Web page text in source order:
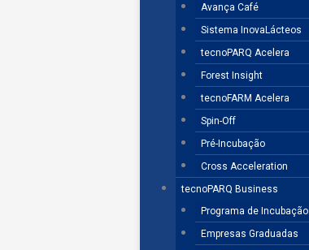
Avança Café
Sistema InovaLácteos
tecnoPARQ Acelera
Forest Insight
tecnoFARM Acelera
Spin-Off
Pré-Incubação
Cross Acceleration
tecnoPARQ Business
Programa de Incubação
Empresas Graduadas